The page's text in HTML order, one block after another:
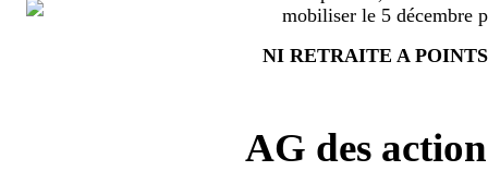
mobiliser le 5 décembre
NI RETRAITE A
AG des